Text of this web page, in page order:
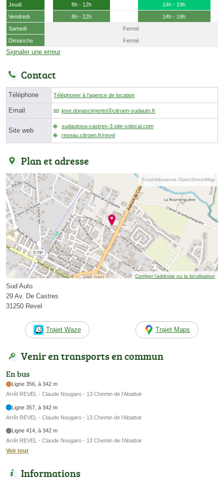
Jeudi
8h - 12h
14h - 19h
Vendredi
8h - 12h
14h - 19h
Samedi
Fermé
Dimanche
Fermé
Signaler une erreur
Contact
Téléphone Téléphoner à l'agence de location
Email jose.donascimentoⓐcitroen-sudauto.fr
Site web
sudautosa-castres-3.site-solocal.com
reseau.citroen.fr/revel
Plan et adresse
© contributeurs OpenStreetMap
Corriger l’adresse ou la localisation
Sud Auto
29 Av. De Castres
31250 Revel
Trajet Waze Trajet Maps
Venir en transports en commun
En bus
Ligne 356, à 342 m
Arrêt REVEL - Claude Nougaro - 13 Chemin de l’Abattoir
Ligne 357, à 342 m
Arrêt REVEL - Claude Nougaro - 13 Chemin de l’Abattoir
Ligne 414, à 342 m
Arrêt REVEL - Claude Nougaro - 13 Chemin de l’Abattoir
Voir tout
Informations